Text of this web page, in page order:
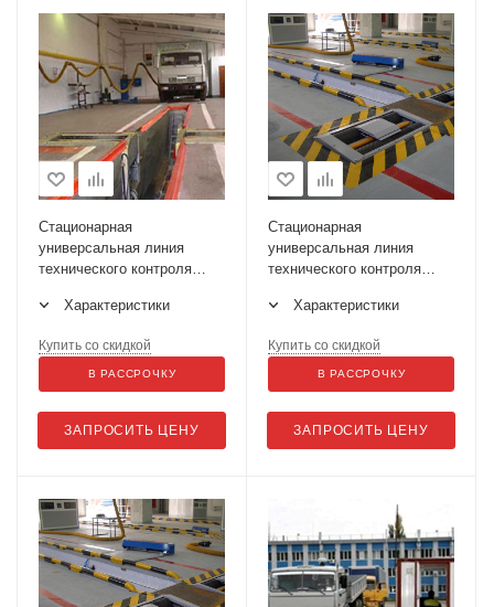
Стационарная
универсальная линия
технического контроля
Характеристики
ЗАПРОСИТЬ ЦЕНУ
Купить со скидкой
В РАССРОЧКУ
Стационарная
универсальная линия
технического контроля
Характеристики
ЗАПРОСИТЬ ЦЕНУ
Купить со скидкой
В РАССРОЧКУ